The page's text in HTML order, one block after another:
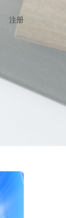
注册